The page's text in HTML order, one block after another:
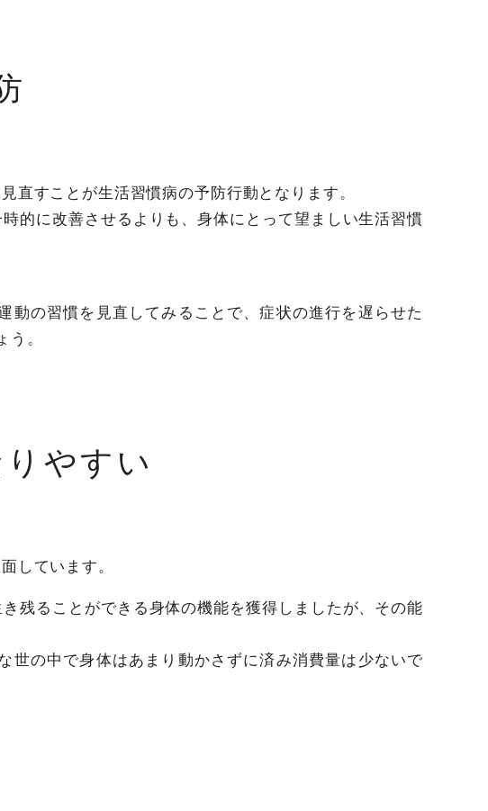
すことが生活習慣病の予防行動となります。
的に改善させるよりも、身体にとって望ましい生活習慣
の習慣を見直してみることで、症状の進行を遅らせた
。
やすい
しています。
残ることができる身体の機能を獲得しましたが、その能
の中で身体はあまり動かさずに済み消費量は少ないで